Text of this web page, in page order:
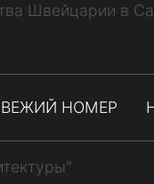
Швейцарии в
НОМЕР